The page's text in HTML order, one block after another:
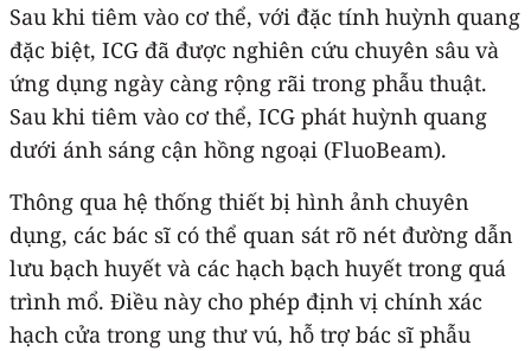
Sau khi tiêm vào cơ thể, với đặc tính huỳnh quang
đặc biệt, ICG đã được nghiên cứu chuyên sâu và
ứng dụng ngày càng rộng rãi trong phẫu thuật.
Sau khi tiêm vào cơ thể, ICG phát huỳnh quang
dưới ánh sáng cận hồng ngoại (FluoBeam).
Thông qua hệ thống thiết bị hình ảnh chuyên
dụng, các bác sĩ có thể quan sát rõ nét đường dẫn
lưu bạch huyết và các hạch bạch huyết trong quá
trình mổ. Điều này cho phép định vị chính xác
hạch cửa trong ung thư vú, hỗ trợ bác sĩ phẫu